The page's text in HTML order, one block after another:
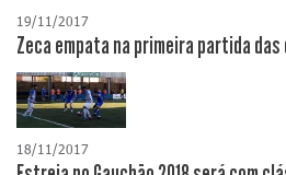
19/11/2017
Zeca empata na primeira partida das
18/11/2017